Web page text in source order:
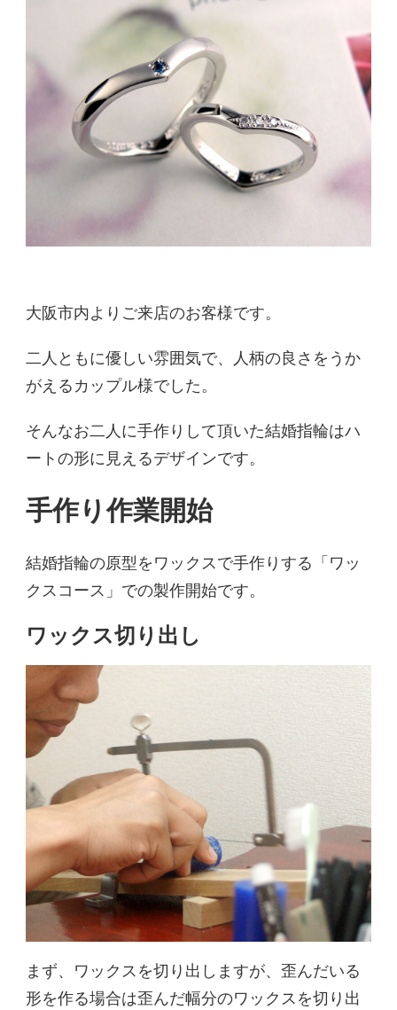
大阪市内よりご来店のお客様です。
二人ともに優しい雰囲気で、人柄の良さをうか
がえるカップル様でした。
そんなお二人に手作りして頂いた結婚指輪はハ
ートの形に見えるデザインです。
手作り作業開始
結婚指輪の原型をワックスで手作りする「ワッ
クスコース」での製作開始です。
ワックス切り出し
まず、ワックスを切り出しますが、歪んだいる
形を作る場合は歪んだ幅分のワックスを切り出